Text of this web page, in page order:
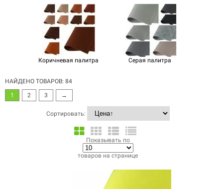
Коричневая палитра Серая палитра
НАЙДЕНО ТОВАРОВ: 84
1
2 3 →
Сортировать:
Показывать по
товаров на странице